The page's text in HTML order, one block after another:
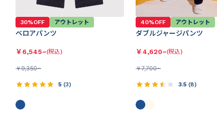
30%OFF アウトレット
ベロアパンツ
￥6,545~(税込)
￥9,350~
5 (3)
40%OFF アウトレット
ダブルジャージパンツ
￥4,620~(税込)
￥7,700~
3.5 (8)